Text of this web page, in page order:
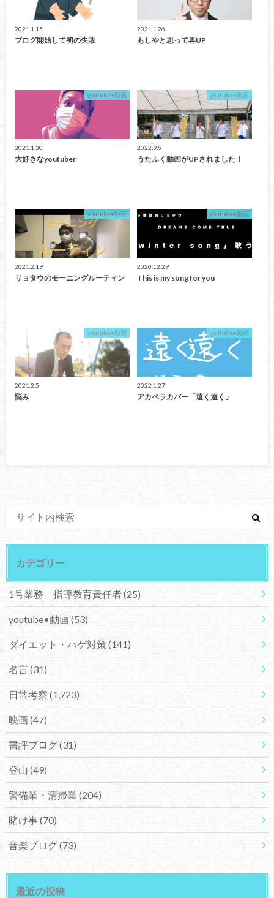
2021.1.15
ブログ開始して初の失敗
2021.1.26
もしやと思って再UP
youtube•動画
2021.1.30
大好きなyoutuber
youtube•動画
2022.9.9
うたふく動画がUPされました！
youtube•動画
2021.2.19
リョタウのモーニングルーティン
youtube•動画
2020.12.29
This is my song for you
youtube•動画
2021.2.5
悩み
youtube•動画
2022.1.27
アカペラカバー「遠く遠く」
カテゴリー
1号業務 指導教育責任者(25)
youtube•動画(53)
ダイエット・ハゲ対策(141)
名言(31)
日常考察 (1,723)
映画(47)
書評ブログ(31)
登山 (49)
警備業・清掃業 (204)
賭け事(70)
音楽ブログ(73)
最近の投稿